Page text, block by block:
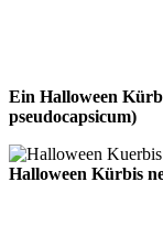
Ein Halloween
pseudocapsicum)
Halloween Kürbis